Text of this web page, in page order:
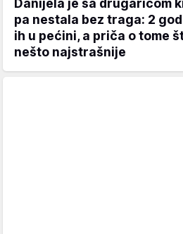
Danijela je sa drugaricom
pa nestala bez traga: 2
ih u pećini, a priča o tome
nešto najstrašnije